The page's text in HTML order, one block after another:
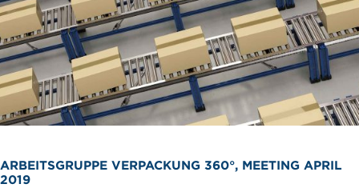
ARBEITSGRUPPE VERPACKUNG 360°, MEETING APRIL
2019